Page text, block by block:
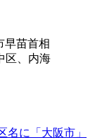
名に「大阪市」